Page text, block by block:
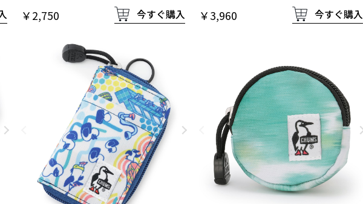
￥2,750 今すぐ購入 ￥3,960 今すぐ購入